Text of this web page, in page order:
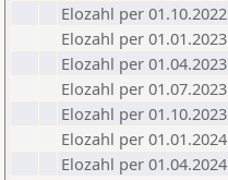
Elozahl per 01.10.2022
Elozahl per 01.01.2023
Elozahl per 01.04.2023
Elozahl per 01.07.2023
Elozahl per 01.10.2023
Elozahl per 01.01.2024
Elozahl per 01.04.2024